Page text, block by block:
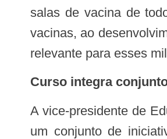
salas de vacina de
vacinas, ao
relevante para esses
Curso integra
A vice-presidente de Educação, Informação e Comunicação da Fiocruz, Cristiani Vieira Machado, destacou que o curso integra
um conjunto de